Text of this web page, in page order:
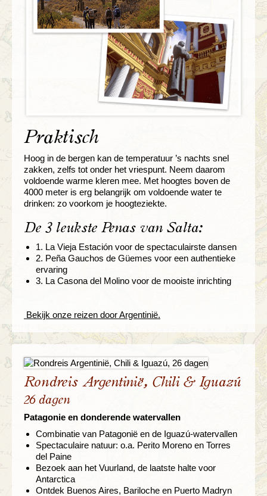
Praktisch
Hoog in de bergen kan de temperatuur ’s nachts snel
zakken, zelfs tot onder het vriespunt. Neem daarom
voldoende warme kleren mee. Met hoogtes boven de
4000 meter is erg belangrijk om voldoende water te
drinken: zo voorkom je hoogteziekte.
De 3 leukste Peñas van Salta:
1. La Vieja Estación voor de spectaculairste dansen
2. Peña Gauchos de Güemes voor een authentieke
ervaring
3. La Casona del Molino voor de mooiste inrichting
Bekijk onze reizen door Argentinië.
Rondreis Argentinië, Chili & Iguazú
26 dagen
Patagonie en donderende watervallen
Combinatie van Patagonië en de Iguazú-watervallen
Spectaculaire natuur: o.a. Perito Moreno en Torres
del Paine
Bezoek aan het Vuurland, de laatste halte voor
Antarctica
Ontdek Buenos Aires, Bariloche en Puerto Madryn